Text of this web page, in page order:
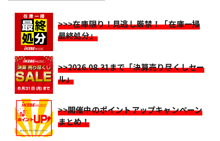
>>>在庫限り！見逃し厳禁！「在庫一掃
最終処分」
>>2026.08.31まで「決算売り尽くしセー
ル」
>>開催中のポイントアップキャンペーン
まとめ！